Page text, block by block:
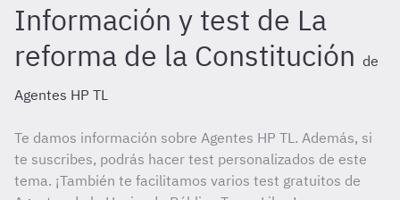
Información y test de La
reforma de la Constitución de
Agentes HP TL
Te damos información sobre Agentes HP TL. Además, si
te suscribes, podrás hacer test personalizados de este
tema. ¡También te facilitamos varios test gratuitos de